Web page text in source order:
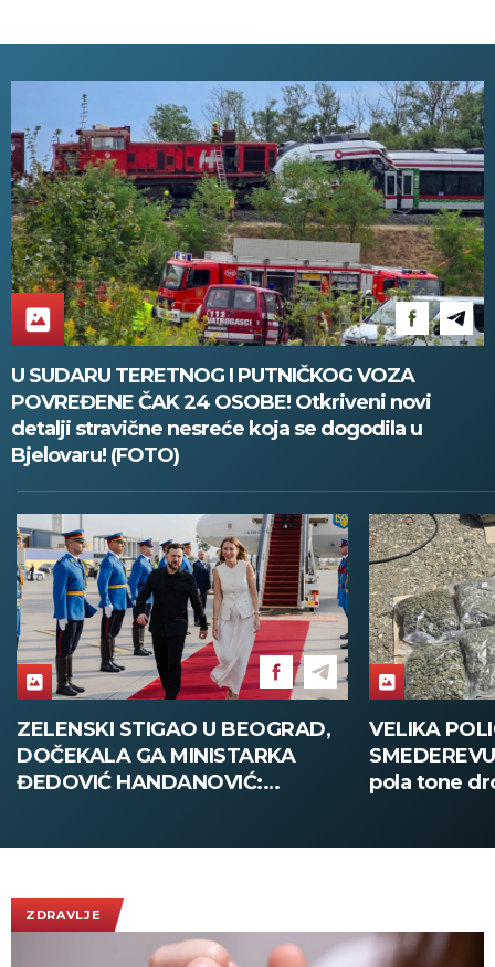
U SUDARU TERETNOG I PUTNIČKOG VOZA
POVREĐENE ČAK 24 OSOBE! Otkriveni novi
detalji stravične nesreće koja se dogodila u
Bjelovaru! (FOTO)
VELIKA POLICIJSKA AKCIJA U
SMEDEREVU: Zaplenjeno oko
pola tone droge!
ŠTAB
SUŠA I
odeljenje
ZDRAVLJE